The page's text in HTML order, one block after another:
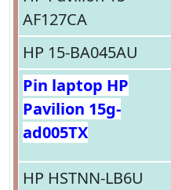
AF127CA
HP 15-BA045AU
Pin laptop HP
Pavilion 15g-
ad005TX
HP HSTNN-LB6U